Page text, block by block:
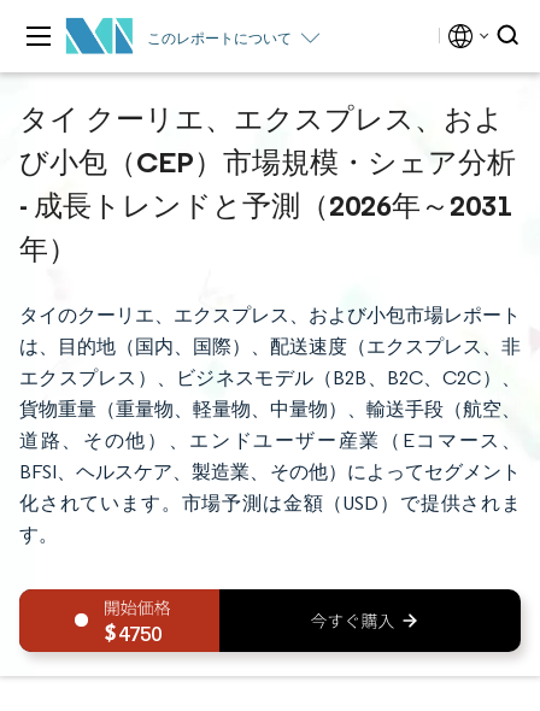
このレポートについて
タイ クーリエ、エクスプレス、およ
び小包（CEP）市場規模・シェア分析
- 成長トレンドと予測（2026年～2031
年）
タイのクーリエ、エクスプレス、および小包市場レポート
は、目的地（国内、国際）、配送速度（エクスプレス、非
エクスプレス）、ビジネスモデル（B2B、B2C、C2C）、
貨物重量（重量物、軽量物、中量物）、輸送手段（航空、
道路、その他）、エンドユーザー産業（Eコマース、
BFSI、ヘルスケア、製造業、その他）によってセグメント
化されています。市場予測は金額（USD）で提供されま
す。
4750